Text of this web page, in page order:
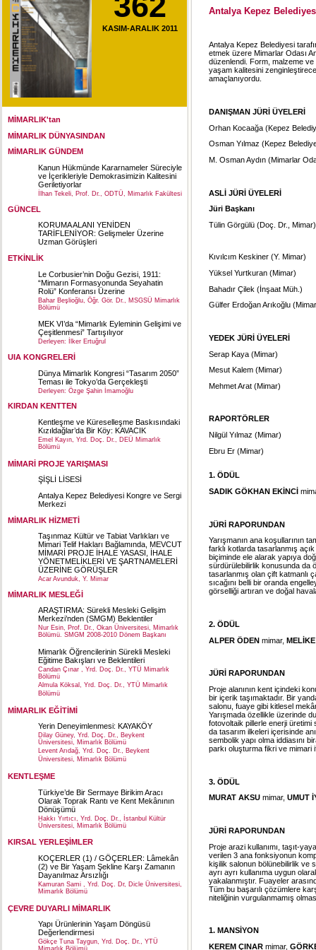
KASIM-ARALIK 2011
MİMARLIK'tan
MİMARLIK DÜNYASINDAN
MİMARLIK GÜNDEM
Kanun Hükmünde Kararnameler Süreciyle
ve İçerikleriyle Demokrasimizin Kalitesini
Geriletiyorlar
İlhan Tekeli, Prof. Dr., ODTÜ, Mimarlık Fakültesi
GÜNCEL
KORUMA ALANI YENİDEN
TARİFLENİYOR: Gelişmeler Üzerine
Uzman Görüşleri
ETKİNLİK
Le Corbusier’nin Doğu Gezisi, 1911:
“Mimarın Formasyonunda Seyahatin
Rolü” Konferansı Üzerine
Bahar Beşlioğlu, Öğr. Gör. Dr., MSGSÜ Mimarlık
Bölümü
MEK VI’da “Mimarlık Eyleminin Gelişimi ve
Çeşitlenmesi” Tartışılıyor
Derleyen: İlker Ertuğrul
UIA KONGRELERİ
Dünya Mimarlık Kongresi “Tasarım 2050”
Teması ile Tokyo’da Gerçekleşti
Derleyen: Özge Şahin İmamoğlu
KIRDAN KENTTEN
Kentleşme ve Küreselleşme Baskısındaki
Kızıldağlar’da Bir Köy: KAVACIK
Emel Kayın, Yrd. Doç. Dr., DEÜ Mimarlık
Bölümü
MİMARİ PROJE YARIŞMASI
ŞİŞLİ LİSESİ
Antalya Kepez Belediyesi Kongre ve Sergi
Merkezi
MİMARLIK HİZMETİ
Taşınmaz Kültür ve Tabiat Varlıkları ve
Mimari Telif Hakları Bağlamında, MEVCUT
MİMARİ PROJE İHALE YASASI, İHALE
YÖNETMELİKLERİ VE ŞARTNAMELERİ
ÜZERİNE GÖRÜŞLER
Acar Avunduk, Y. Mimar
MİMARLIK MESLEĞİ
ARAŞTIRMA: Sürekli Mesleki Gelişim
Merkezi’nden (SMGM) Beklentiler
Nur Esin, Prof. Dr., Okan Üniversitesi, Mimarlık
Bölümü. SMGM 2008-2010 Dönem Başkanı
Mimarlık Öğrencilerinin Sürekli Mesleki
Eğitime Bakışları ve Beklentileri
Candan Çınar , Yrd. Doç. Dr., YTÜ Mimarlık
Bölümü
Almula Köksal, Yrd. Doç. Dr., YTÜ Mimarlık
Bölümü
MİMARLIK EĞİTİMİ
Yerin Deneyimlenmesi: KAYAKÖY
Dilay Güney, Yrd. Doç. Dr., Beykent
Üniversitesi, Mimarlık Bölümü
Levent Arıdağ, Yrd. Doç. Dr., Beykent
Üniversitesi, Mimarlık Bölümü
KENTLEŞME
Türkiye’de Bir Sermaye Birikim Aracı
Olarak Toprak Rantı ve Kent Mekânının
Dönüşümü
Hakkı Yırtıcı, Yrd. Doç. Dr., İstanbul Kültür
Üniversitesi, Mimarlık Bölümü
KIRSAL YERLEŞİMLER
KOÇERLER (1) / GÖÇERLER: Lâmekân
(2) ve Bir Yaşam Şekline Karşı Zamanın
Dayanılmaz Arsızlığı
Kamuran Sami , Yrd. Doç. Dr, Dicle Üniversitesi,
Mimarlık Bölümü
ÇEVRE DUYARLI MİMARLIK
Yapı Ürünlerinin Yaşam Döngüsü
Değerlendirmesi
Gökçe Tuna Taygun, Yrd. Doç. Dr., YTÜ
Antalya Kepez
Antalya Kepez Belediyesi
etmek üzere Mimarlar Odası
düzenlendi. Form, malzeme
yaşam kalitesini
amaçlanıyordu.
DANIŞMAN JÜRİ ÜYELERİ
Orhan Kocaağa (Kepez
Osman Yılmaz (Kepez
M. Osman Aydın (Mimarlar
ASLİ JÜRİ ÜYELERİ
Jüri Başkanı
Tülin Görgülü (Doç. Dr., Mimar)
Kıvılcım Keskiner (Y. Mimar)
Yüksel Yurtkuran (Mimar)
Bahadır Çilek (İnşaat Müh.)
Gülfer Erdoğan Arıkoğlu
YEDEK JÜRİ ÜYELERİ
Serap Kaya (Mimar)
Mesut Kalem (Mimar)
Mehmet Arat (Mimar)
RAPORTÖRLER
Nilgül Yılmaz (Mimar)
Ebru Er (Mimar)
1. ÖDÜL
SADIK GÖKHAN EKİNCİ
JÜRİ RAPORUNDAN
Yarışmanın ana koşullarının
farklı kotlarda tasarlanmış
biçiminde ele alarak yapıya
sürdürülebilirlik konusunda da
tasarlanmış olan çift katmanlı
sıcağını belli bir oranda
görselliği artıran ve doğal
2. ÖDÜL
ALPER ÖDEN mimar,
JÜRİ RAPORUNDAN
Proje alanının kent içindeki
bir içerik taşımaktadır. Bir
salonu, fuaye gibi kitlesel
Yarışmada özellikle üzerinde
fotovoltaik pillerle enerji üretimi
da tasarım ilkeleri içerisinde
sembolik yapı olma iddiasını
parkı oluşturma fikri ve
3. ÖDÜL
MURAT AKSU mimar, UMUT
JÜRİ RAPORUNDAN
Proje arazi kullanımı, taşıt-
verilen 3 ana fonksiyonun
kişilik salonun bölünebilirlik ve
ayrı ayrı kullanıma uygun
yakalanmıştır. Fuayeler
Tüm bu başarılı çözümlere
niteliğinin vurgulanmamış
1. MANSİYON
KEREM ÇINAR mimar,